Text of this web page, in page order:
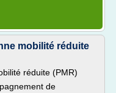
mobilité réduite
réduite (PMR)
de